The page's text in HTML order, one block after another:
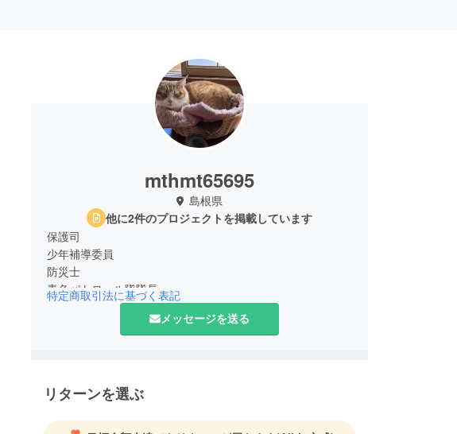
mthmt65695
島根県
他に2件のプロジェクトを掲載しています
保護司
少年補導委員
防災士
青色パトロール隊隊長
特定商取引法に基づく表記
メッセージを送る
リターンを選ぶ